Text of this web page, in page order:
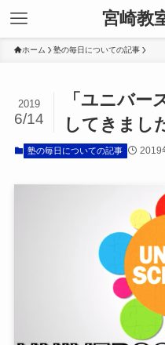
宮崎教
ホーム 塾の毎日についての記事
「ユニバー
してきまし
2019
6/14
塾の毎日についての記事 2019